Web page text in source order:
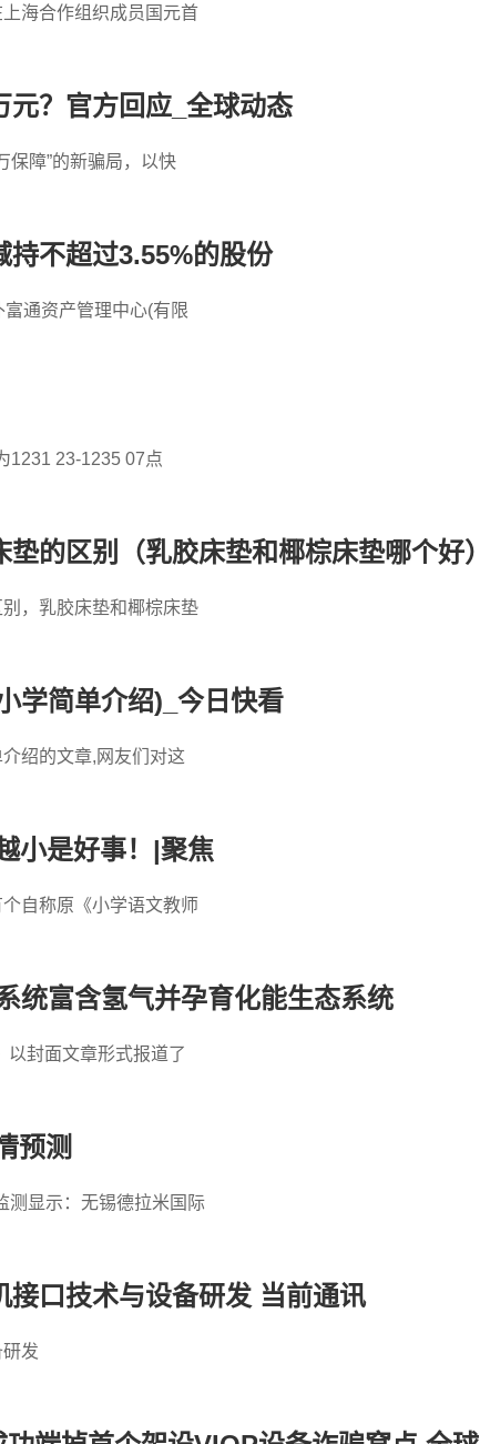
海合作组织成员国元首
元？官方回应_全球动态
保障”的新骗局，以快
持不超过3.55%的股份
通资产管理中心(有限
1231 23-1235 07点
的区别（乳胶床垫和椰棕床垫哪个好）
，乳胶床垫和椰棕床垫
学简单介绍)_今日快看
绍的文章,网友们对这
越小是好事！|聚焦
自称原《小学语文教师
统富含氢气并孕育化能生态系统
以封面文章形式报道了
预测
测显示：无锡德拉米国际
口技术与设备研发 当前通讯
发